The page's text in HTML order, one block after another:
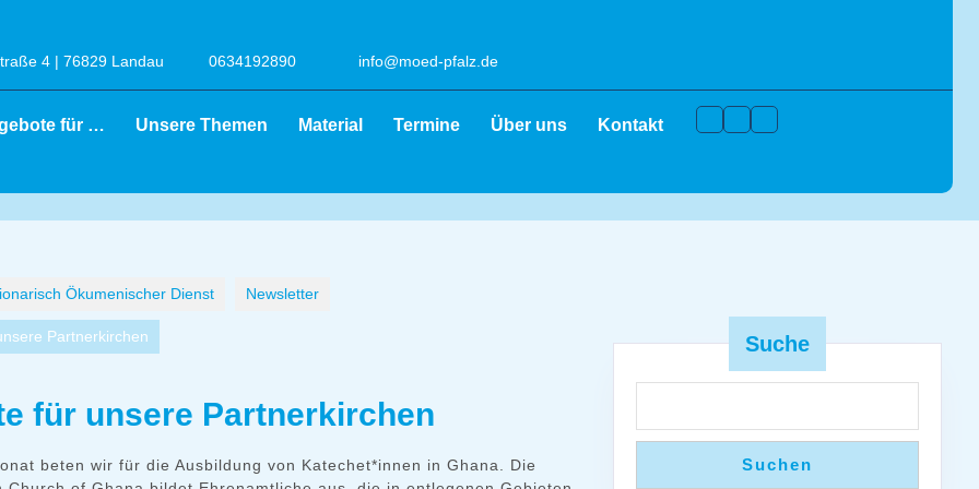
4 | 76829 Landau 0634192890 info@moed-pfalz.de
für … Unsere Themen Material Termine Über uns Kontakt Facebook
Instagram
Youtube
Ökumenischer Dienst Newsletter
Partnerkirchen
für unsere Partnerkirchen
beten wir für die Ausbildung von Katechet*innen in Ghana. Die
Suche
Suchen